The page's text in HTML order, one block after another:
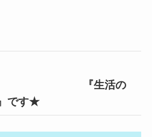
る 『生活の
です★